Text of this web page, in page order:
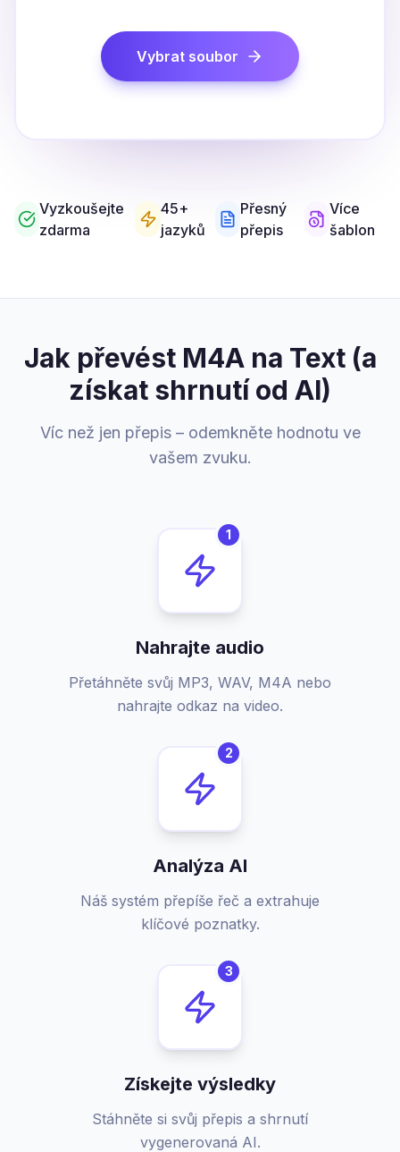
Vybrat soubor
Vyzkoušejte
zdarma
45+
jazyků
Přesný
přepis
Více
šablon
Jak převést M4A na Text (a
získat shrnutí od AI)
Víc než jen přepis – odemkněte hodnotu ve
vašem zvuku.
1
Nahrajte audio
Přetáhněte svůj MP3, WAV, M4A nebo
nahrajte odkaz na video.
2
Analýza AI
Náš systém přepíše řeč a extrahuje
klíčové poznatky.
3
Získejte výsledky
Stáhněte si svůj přepis a shrnutí
vygenerovaná AI.